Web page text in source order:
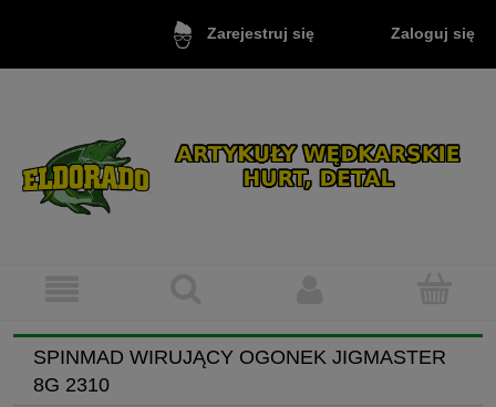
Zarejestruj się Zaloguj się
SPINMAD WIRUJĄCY OGONEK JIGMASTER
8G 2310